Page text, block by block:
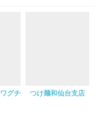
グチ つけ麺和仙台支店